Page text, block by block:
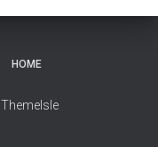
HOME
ThemeIsle